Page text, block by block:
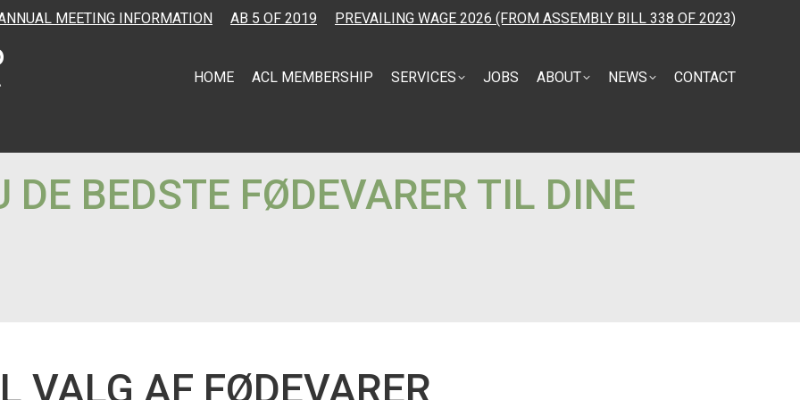
MEETING INFORMATION AB 5 OF 2019 PREVAILING WAGE 2026 (FROM ASSEMBLY BILL 338 OF 2023)
HOME ACL MEMBERSHIP SERVICES JOBS ABOUT NEWS CONTACT
DE BEDSTE FØDEVARER TIL DINE
VALG AF FØDEVARER